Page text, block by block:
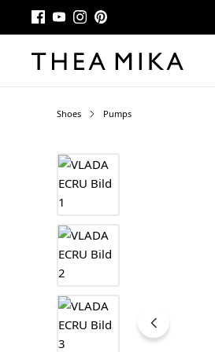
Shoes Pumps
Bildergalerie überspringen